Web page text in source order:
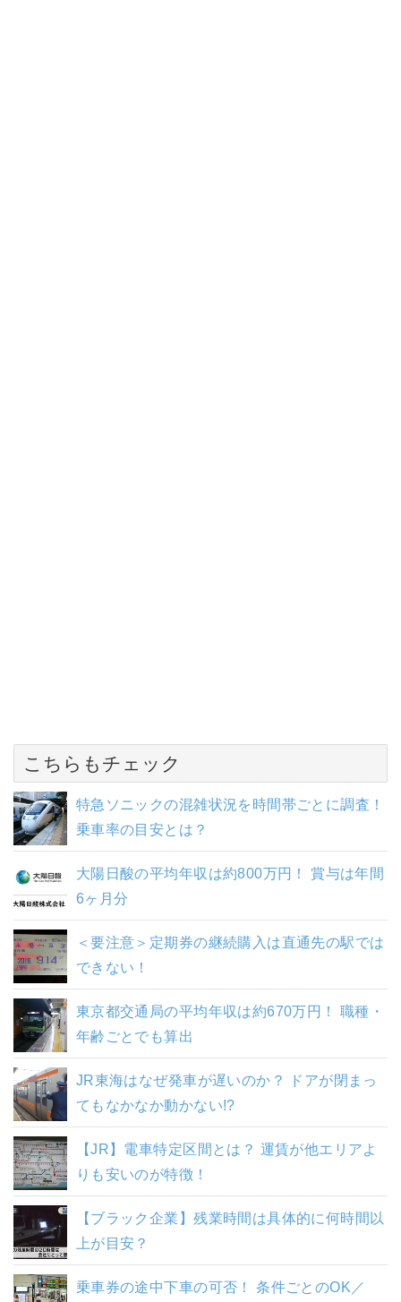
こちらもチェック
特急ソニックの混雑状況を時間帯ごとに調査！
乗車率の目安とは？
大陽日酸の平均年収は約800万円！ 賞与は年間
6ヶ月分
＜要注意＞定期券の継続購入は直通先の駅では
できない！
東京都交通局の平均年収は約670万円！ 職種・
年齢ごとでも算出
JR東海はなぜ発車が遅いのか？ ドアが閉まっ
てもなかなか動かない!?
【JR】電車特定区間とは？ 運賃が他エリアよ
りも安いのが特徴！
【ブラック企業】残業時間は具体的に何時間以
上が目安？
乗車券の途中下車の可否！ 条件ごとのOK／